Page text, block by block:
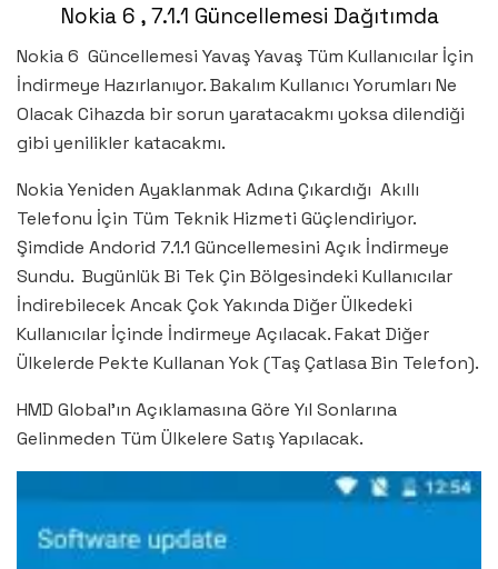
Nokia 6 , 7.1.1 Güncellemesi Dağıtımda
Nokia 6 Güncellemesi Yavaş Yavaş Tüm Kullanıcılar İçin
İndirmeye Hazırlanıyor. Bakalım Kullanıcı Yorumları Ne
Olacak Cihazda bir sorun yaratacakmı yoksa dilendiği
gibi yenilikler katacakmı.
Nokia Yeniden Ayaklanmak Adına Çıkardığı Akıllı
Telefonu İçin Tüm Teknik Hizmeti Güçlendiriyor.
Şimdide Andorid 7.1.1 Güncellemesini Açık İndirmeye
Sundu. Bugünlük Bi Tek Çin Bölgesindeki Kullanıcılar
İndirebilecek Ancak Çok Yakında Diğer Ülkedeki
Kullanıcılar İçinde İndirmeye Açılacak. Fakat Diğer
Ülkelerde Pekte Kullanan Yok (Taş Çatlasa Bin Telefon).
HMD Global’ın Açıklamasına Göre Yıl Sonlarına
Gelinmeden Tüm Ülkelere Satış Yapılacak.